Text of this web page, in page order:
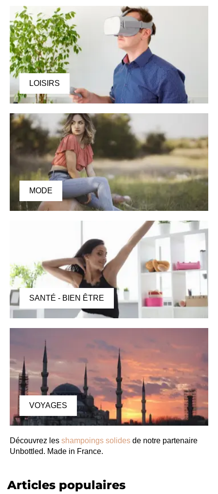
LOISIRS
MODE
SANTÉ - BIEN ÊTRE
VOYAGES
Découvrez les shampoings solides de notre partenaire
Unbottled. Made in France.
Articles populaires